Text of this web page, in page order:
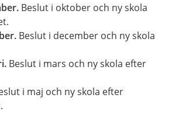
Beslut i oktober och ny skola
Beslut i december och ny skola
Beslut i mars och ny skola efter
i maj och ny skola efter